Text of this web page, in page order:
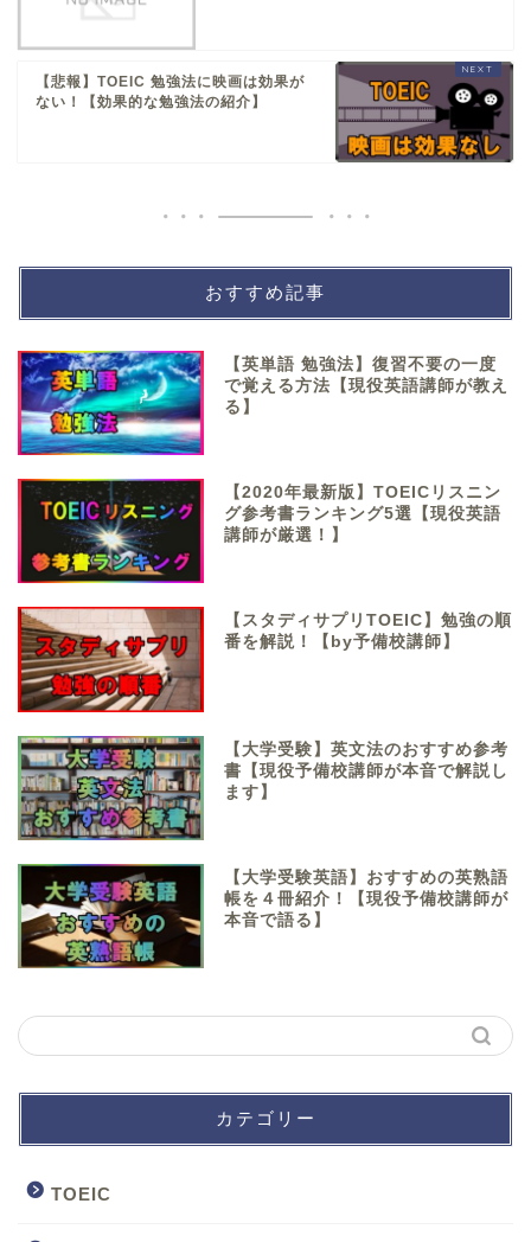
【悲報】TOEIC 勉強法に映画は効果が
ない！【効果的な勉強法の紹介】
おすすめ記事
【英単語 勉強法】復習不要の一度
で覚える方法【現役英語講師が教え
る】
【2020年最新版】TOEICリスニン
グ参考書ランキング5選【現役英語
講師が厳選！】
【スタディサプリTOEIC】勉強の順
番を解説！【by予備校講師】
【大学受験】英文法のおすすめ参考
書【現役予備校講師が本音で解説し
ます】
【大学受験英語】おすすめの英熟語
帳を４冊紹介！【現役予備校講師が
本音で語る】
カテゴリー
TOEIC